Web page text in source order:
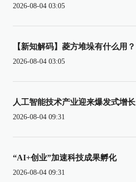
2026-08-04 03:05
【新知解码】菱方堆垛有什么用？
2026-08-04 03:05
人工智能技术产业迎来爆发式增长
2026-08-04 09:31
“AI+创业”加速科技成果孵化
2026-08-04 09:31